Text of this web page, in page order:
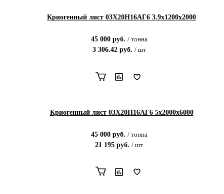
Криогенный лист 03Х20Н16АГ6 3.9х1200х2000
45 000руб. / тонна
3 306.42руб. / шт
Криогенный лист 03Х20Н16АГ6 5х2000х6000
45 000руб. / тонна
21 195 руб. / шт